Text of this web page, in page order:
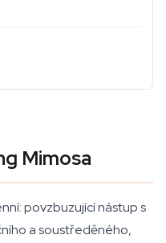
Mimosa
povzbuzující nástup s
a soustředěného,